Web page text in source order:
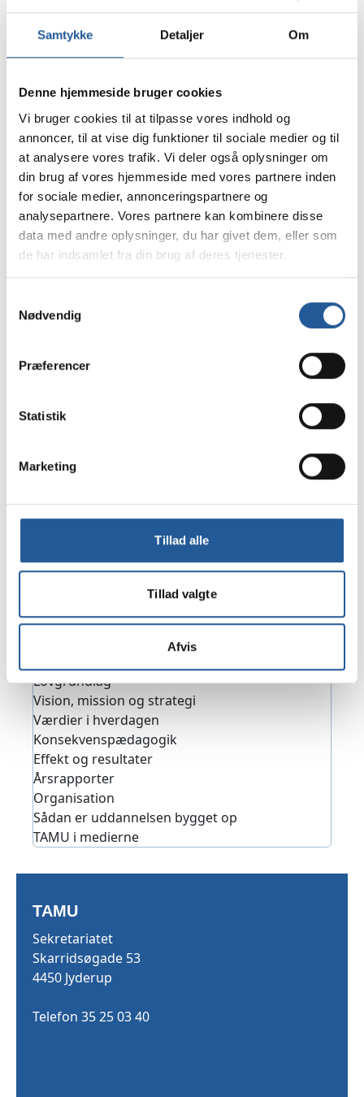
Samtykke Detaljer Om
Denne hjemmeside bruger cookies
Vi bruger cookies til at tilpasse vores indhold og
annoncer, til at vise dig funktioner til sociale medier og til
at analysere vores trafik. Vi deler også oplysninger om
din brug af vores hjemmeside med vores partnere inden
for sociale medier, annonceringspartnere og
analysepartnere. Vores partnere kan kombinere disse
data med andre oplysninger, du har givet dem, eller som
de har indsamlet fra din brug af deres tjenester.
Nødvendig
Præferencer
Statistik
Marketing
Tillad alle
Tillad valgte
Afvis
Uddannelser
Pædagogik
Socialfaglig chef
Tlf. 24 23 62 75
Mail:rie@tamu.dk
Kontakt vedrørende:
Rekruttering og optagelse af elever
Socialfagligt
Ungeløftet
TAMU's kostskoler
Pædagogik
TAMU's bestyrelse udpeges efter vedtægterne for en
fire-årig periode. Nyudpegning finder sted, efter at
bestyrelses funktionsperiode er fra 1. maj 2022 til 30.
april 2026.
Kontaktoplysninger på den daglige ledelse
Lovgrundlag
Vision, mission og strategi
Værdier i hverdagen
Konsekvenspædagogik
Effekt og resultater
Årsrapporter
Organisation
Sådan er uddannelsen bygget op
TAMU i medierne
TAMU
Sekretariatet
Skarridsøgade 53
4450 Jyderup
Telefon 35 25 03 40